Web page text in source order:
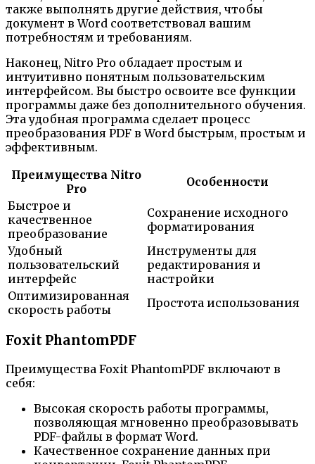
также выполнять другие действия, чтобы
документ в Word соответствовал вашим
потребностям и требованиям.
Наконец, Nitro Pro обладает простым и
интуитивно понятным пользовательским
интерфейсом. Вы быстро освоите все функции
программы даже без дополнительного обучения.
Эта удобная программа сделает процесс
преобразования PDF в Word быстрым, простым и
эффективным.
Преимущества Nitro
Pro
Особенности
Быстрое и
качественное
преобразование
Сохранение исходного
форматирования
Удобный
пользовательский
интерфейс
Инструменты для
редактирования и
настройки
Оптимизированная
скорость работы
Простота использования
Foxit PhantomPDF
Преимущества Foxit PhantomPDF включают в
себя:
Высокая скорость работы программы,
позволяющая мгновенно преобразовывать
PDF-файлы в формат Word.
Качественное сохранение данных при